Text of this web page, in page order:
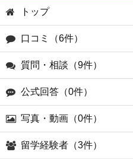
トップ
口コミ（6件）
質問・相談（9件）
公式回答（0件）
写真・動画（0件）
留学経験者（3件）